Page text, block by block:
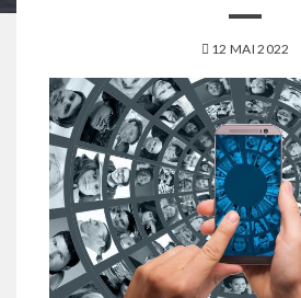
12 MAI 2022